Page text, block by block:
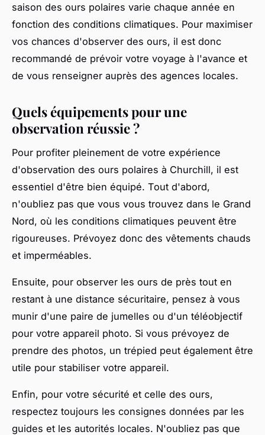
saison des ours polaires varie chaque année en
fonction des conditions climatiques. Pour maximiser
vos chances d'observer des ours, il est donc
recommandé de prévoir votre voyage à l'avance et
de vous renseigner auprès des agences locales.
Quels équipements pour une
observation réussie ?
Pour profiter pleinement de votre expérience
d'observation des ours polaires à Churchill, il est
essentiel d'être bien équipé. Tout d'abord,
n'oubliez pas que vous vous trouvez dans le Grand
Nord, où les conditions climatiques peuvent être
rigoureuses. Prévoyez donc des vêtements chauds
et imperméables.
Ensuite, pour observer les ours de près tout en
restant à une distance sécuritaire, pensez à vous
munir d'une paire de jumelles ou d'un téléobjectif
pour votre appareil photo. Si vous prévoyez de
prendre des photos, un trépied peut également être
utile pour stabiliser votre appareil.
Enfin, pour votre sécurité et celle des ours,
respectez toujours les consignes données par les
guides et les autorités locales. N'oubliez pas que